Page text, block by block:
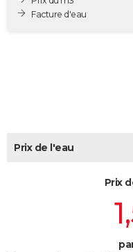
Destinations
City break
Voyage nature
Voyage de noces
Forum
Climat
PHOTO
Dictionnaire
Biographies
Citations
Expressions
Proverbes
Facture d'eau
Prix de l'eau
Prix